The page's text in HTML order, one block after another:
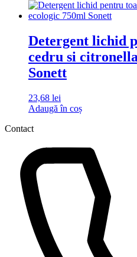
Detergent lichid
cedru si
Sonett
23,68 lei
Adaugă în coș
Contact